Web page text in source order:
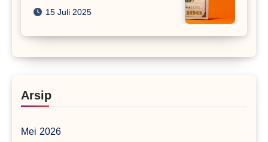
15 Juli 2025
Arsip
Mei 2026